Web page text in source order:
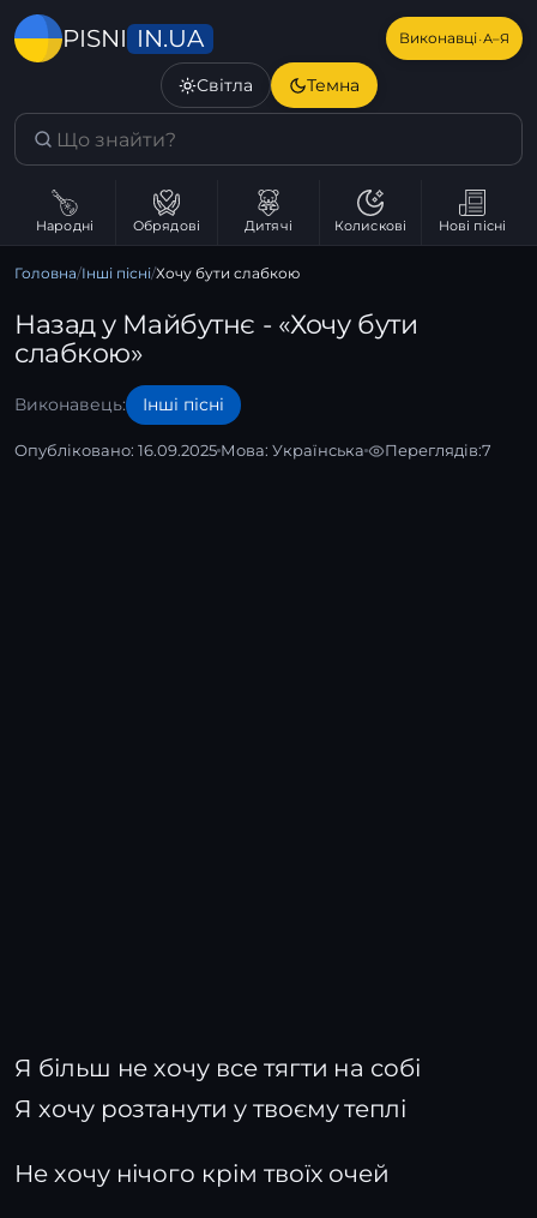
PISNI IN.UA Виконавці·А–Я
Світла Темна
Народні Обрядові Дитячі Колискові Нові пісні
Головна/Інші пісні/Хочу бути слабкою
Назад у Майбутнє - «Хочу бути
слабкою»
Виконавець: Інші пісні
Опубліковано: 16.09.2025 Мова: Українська Переглядів:7
Я більш не хочу все тягти на собі
Я хочу розтанути у твоєму теплі
Не хочу нічого крім твоїх очей